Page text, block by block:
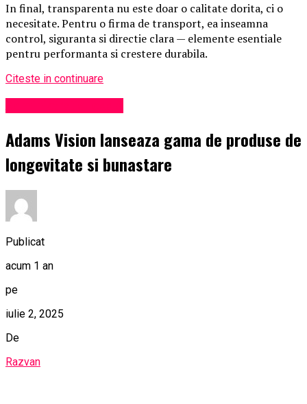
In final, transparenta nu este doar o calitate dorita, ci o
necesitate. Pentru o firma de transport, ea inseamna
control, siguranta si directie clara — elemente esentiale
pentru performanta si crestere durabila.
Citeste in continuare
Adams Vision lanseaza gama de produse de
longevitate si bunastare
Publicat
acum 1 an
pe
iulie 2, 2025
De
Razvan